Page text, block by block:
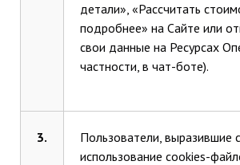
детали», «Рассчитать
подробнее» на Сайте или
свои данные на Ресурсах
частности, в чат-боте).
3.
Пользователи, выразившие
использование cookies-